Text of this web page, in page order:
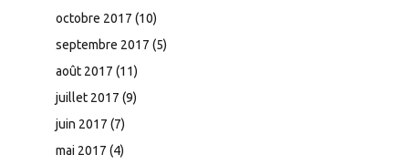
octobre 2017 (10)
septembre 2017 (5)
août 2017 (11)
juillet 2017 (9)
juin 2017 (7)
mai 2017 (4)